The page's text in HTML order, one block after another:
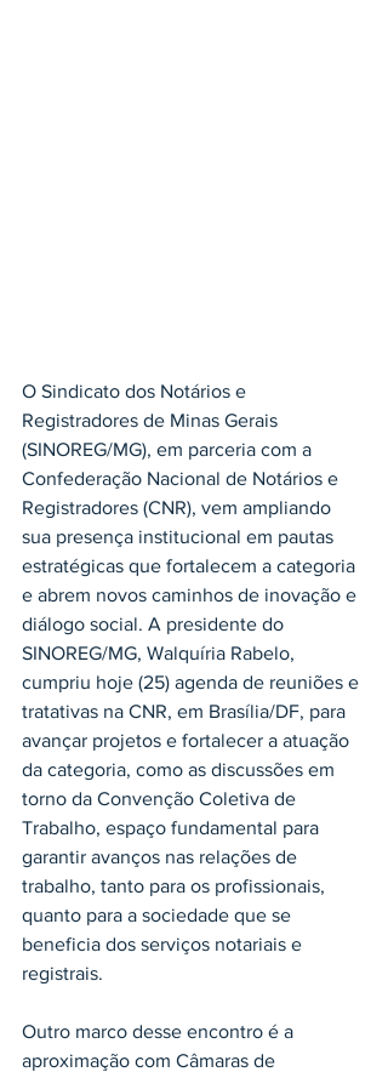
O Sindicato dos Notários e
Registradores de Minas Gerais
(SINOREG/MG), em parceria com a
Confederação Nacional de Notários e
Registradores (CNR), vem ampliando
sua presença institucional em pautas
estratégicas que fortalecem a categoria
e abrem novos caminhos de inovação e
diálogo social. A presidente do
SINOREG/MG, Walquíria Rabelo,
cumpriu hoje (25) agenda de reuniões e
tratativas na CNR, em Brasília/DF, para
avançar projetos e fortalecer a atuação
da categoria, como as discussões em
torno da Convenção Coletiva de
Trabalho, espaço fundamental para
garantir avanços nas relações de
trabalho, tanto para os profissionais,
quanto para a sociedade que se
beneficia dos serviços notariais e
registrais.
Outro marco desse encontro é a
aproximação com Câmaras de